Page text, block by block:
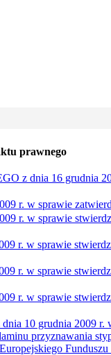
prawnego
dnia 16 grudnia
w sprawie
w sprawie
w sprawie
w sprawie
w sprawie
grudnia 2009 r. w
przyznawania
Funduszu